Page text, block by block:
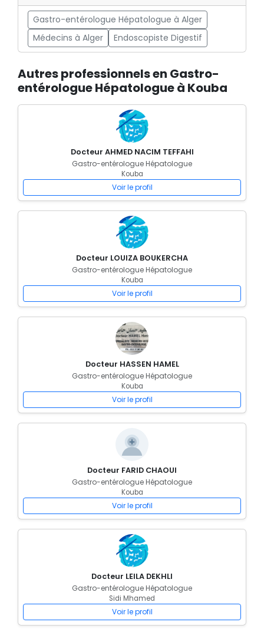
Gastro-entérologue Hépatologue à Alger
Médecins à Alger
Endoscopiste Digestif
Autres professionnels en Gastro-
entérologue Hépatologue à Kouba
Docteur AHMED NACIM TEFFAHI
Gastro-entérologue Hépatologue
Kouba
Voir le profil
Docteur LOUIZA BOUKERCHA
Gastro-entérologue Hépatologue
Kouba
Voir le profil
Docteur HASSEN HAMEL
Gastro-entérologue Hépatologue
Kouba
Voir le profil
Docteur FARID CHAOUI
Gastro-entérologue Hépatologue
Kouba
Voir le profil
Docteur LEILA DEKHLI
Gastro-entérologue Hépatologue
Sidi Mhamed
Voir le profil